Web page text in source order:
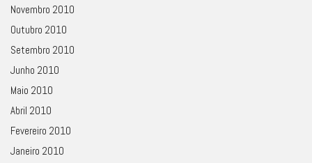
Novembro 2010
Outubro 2010
Setembro 2010
Junho 2010
Maio 2010
Abril 2010
Fevereiro 2010
Janeiro 2010